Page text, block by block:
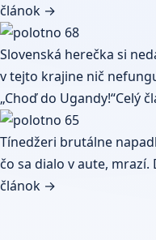
článok →
Slovenská herečka si
v tejto krajine nič
„Choď do Ugandy!“Celý
Tínedžeri brutálne
čo sa dialo v aute, mrazí.
článok →